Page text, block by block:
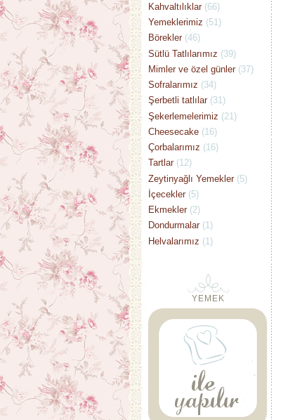
Kahvaltılıklar (66)
Yemeklerimiz (51)
Börekler (46)
Sütlü Tatlılarımız (39)
Mimler ve özel günler (37)
Sofralarımız (34)
Şerbetli tatlılar (31)
Şekerlemelerimiz (21)
Cheesecake (16)
Çorbalarımız (16)
Tartlar (12)
Zeytinyağlı Yemekler (5)
İçecekler (5)
Ekmekler (2)
Dondurmalar (1)
Helvalarımız (1)
YEMEK